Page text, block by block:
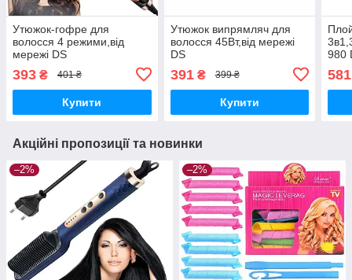
Утюжок-гофре для
волосся 4 режими,від
мережі DS
393 ₴ 401 ₴
Купити
Утюжок випрямляч для
волосся 45Вт,від мережі
DS
391₴ 399 ₴
Купити
980
581
Акційні пропозиції та новинки
–2% –2%